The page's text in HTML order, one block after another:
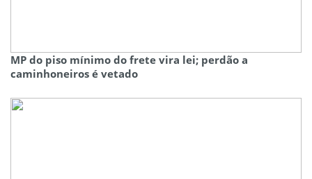
MP do piso mínimo do frete vira lei; perdão a
caminhoneiros é vetado